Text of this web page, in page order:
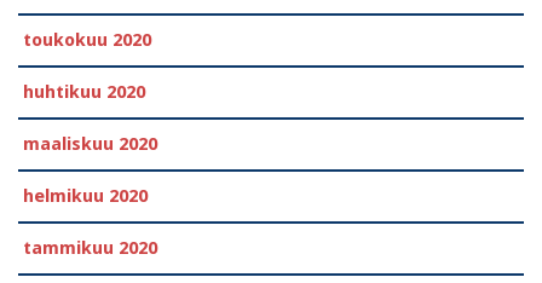
toukokuu 2020
huhtikuu 2020
maaliskuu 2020
helmikuu 2020
tammikuu 2020